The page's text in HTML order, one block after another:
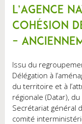
L’Agence
Cohésion
–
Issu du
Délégation à
du territoire et à
régionale (Datar), du
Secrétariat général
comité